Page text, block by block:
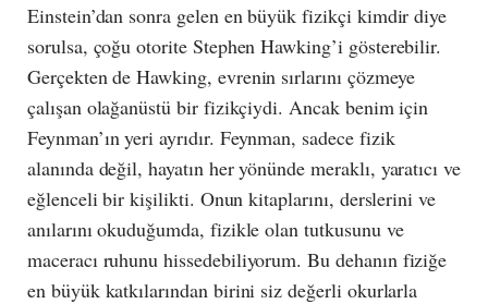
Einstein’dan sonra gelen en büyük fizikçi kimdir diye
sorulsa, çoğu otorite Stephen Hawking’i gösterebilir.
Gerçekten de Hawking, evrenin sırlarını çözmeye
çalışan olağanüstü bir fizikçiydi. Ancak benim için
Feynman’ın yeri ayrıdır. Feynman, sadece fizik
alanında değil, hayatın her yönünde meraklı, yaratıcı ve
eğlenceli bir kişilikti. Onun kitaplarını, derslerini ve
anılarını okuduğumda, fizikle olan tutkusunu ve
maceracı ruhunu hissedebiliyorum. Bu dehanın fiziğe
en büyük katkılarından birini siz değerli okurlarla